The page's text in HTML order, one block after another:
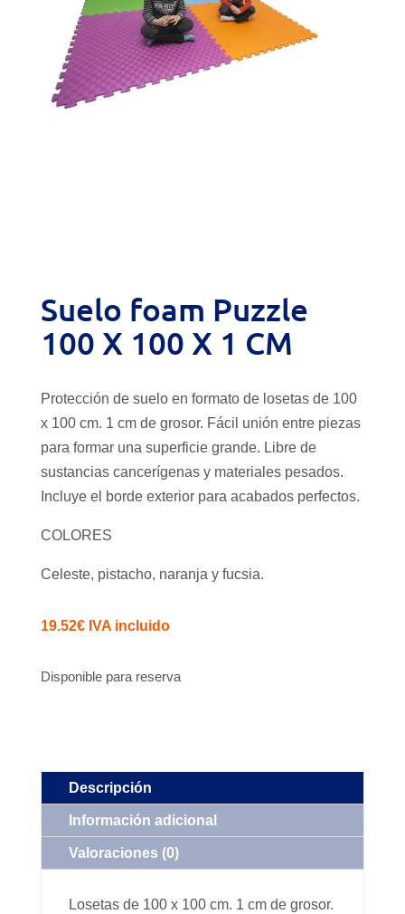
Suelo foam Puzzle
100 X 100 X 1 CM
Protección de suelo en formato de losetas de 100
x 100 cm. 1 cm de grosor. Fácil unión entre piezas
para formar una superficie grande. Libre de
sustancias cancerígenas y materiales pesados.
Incluye el borde exterior para acabados perfectos.
COLORES
Celeste, pistacho, naranja y fucsia.
19.52€ IVA incluido
Disponible para reserva
Descripción
Información adicional
Valoraciones (0)
Losetas de 100 x 100 cm. 1 cm de grosor.